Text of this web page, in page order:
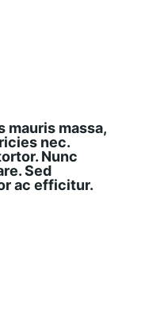
mauris massa,
nec.
Nunc
Sed
ac efficitur.